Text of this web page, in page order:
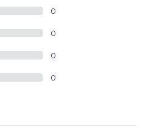
0
0
0
0